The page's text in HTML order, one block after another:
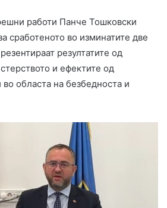
работи Панче Тошковски
сработеното во изминатите две
резултатите од
и ефектите од
областа на безбедноста и